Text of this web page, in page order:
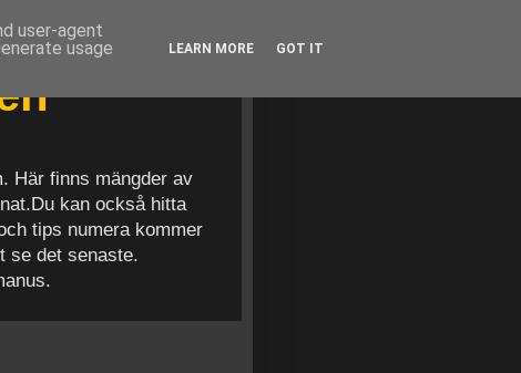
Här finns mängder av
kan också hitta
tips numera kommer
se det senaste.
user-agent
usage
LEARN MORE GOT IT